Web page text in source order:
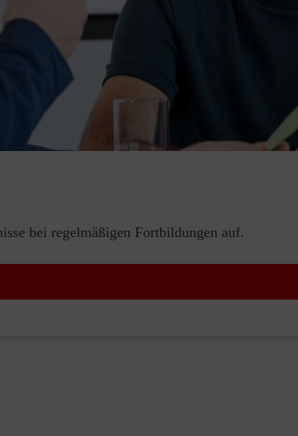
bei regelmäßigen Fortbildungen auf.